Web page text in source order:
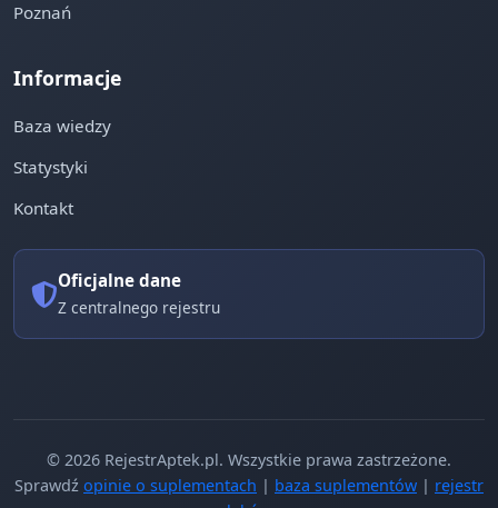
Poznań
Informacje
Baza wiedzy
Statystyki
Kontakt
Oficjalne dane
Z centralnego rejestru
© 2026 RejestrAptek.pl. Wszystkie prawa zastrzeżone.
Sprawdź opinie o suplementach | baza suplementów | rejestr